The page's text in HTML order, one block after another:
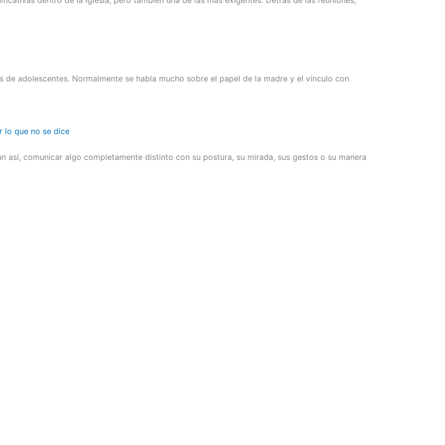
adolescentes. Normalmente se habla mucho sobre el papel de la madre y el vínculo con
lo que no se dice
así, comunicar algo completamente distinto con su postura, su mirada, sus gestos o su manera